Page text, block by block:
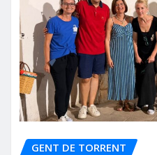
GENT DE TORRENT